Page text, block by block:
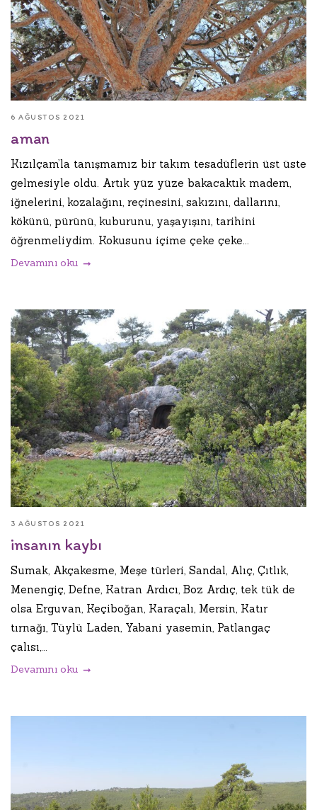
6 AĞUSTOS 2021
aman
Kızılçam’la tanışmamız bir takım tesadüflerin üst üste
gelmesiyle oldu. Artık yüz yüze bakacaktık madem,
iğnelerini, kozalağını, reçinesini, sakızını, dallarını,
kökünü, pürünü, kuburunu, yaşayışını, tarihini
öğrenmeliydim. Kokusunu içime çeke çeke...
Devamını oku
3 AĞUSTOS 2021
insanın kaybı
Sumak, Akçakesme, Meşe türleri, Sandal, Alıç, Çıtlık,
Menengiç, Defne, Katran Ardıcı, Boz Ardıç, tek tük de
olsa Erguvan, Keçiboğan, Karaçalı, Mersin, Katır
tırnağı, Tüylü Laden, Yabani yasemin, Patlangaç
çalısı,...
Devamını oku